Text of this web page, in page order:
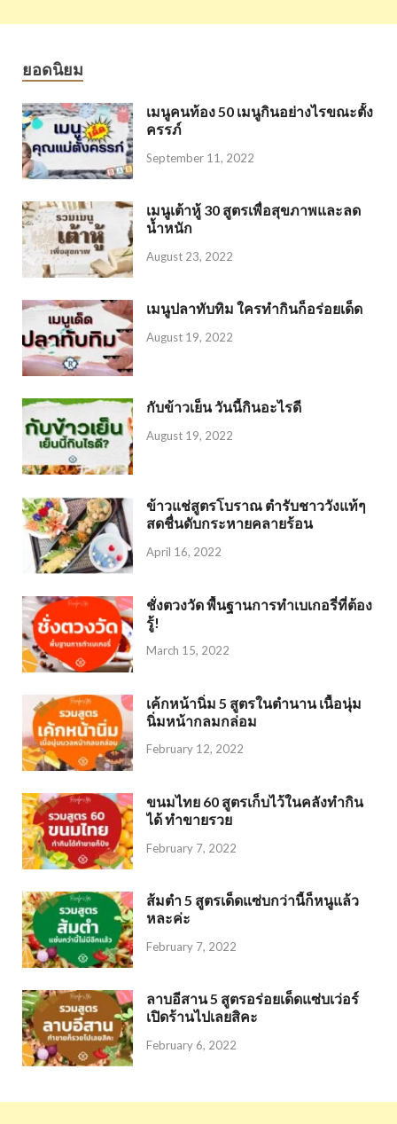
ยอดนิยม
เมนูคนท้อง 50 เมนูกินอย่างไรขณะตั้ง
ครรภ์
September 11, 2022
เมนูเต้าหู้ 30 สูตรเพื่อสุขภาพและลด
น้ำหนัก
August 23, 2022
เมนูปลาทับทิม ใครทำกินก็อร่อยเด็ด
August 19, 2022
กับข้าวเย็น วันนี้กินอะไรดี
August 19, 2022
ข้าวแช่สูตรโบราณ ตำรับชาววังแท้ๆ
สดชื่นดับกระหายคลายร้อน
April 16, 2022
ชั่งตวงวัด พื้นฐานการทำเบเกอรี่ที่ต้อง
รู้!
March 15, 2022
เค้กหน้านิ่ม 5 สูตรในตำนาน เนื้อนุ่ม
นิ่มหน้ากลมกล่อม
February 12, 2022
ขนมไทย 60 สูตรเก็บไว้ในคลังทำกิน
ได้ ทำขายรวย
February 7, 2022
ส้มตำ 5 สูตรเด็ดแซ่บกว่านี้ก็หนูแล้ว
หละค่ะ
February 7, 2022
ลาบอีสาน 5 สูตรอร่อยเด็ดแซ่บเว่อร์
เปิดร้านไปเลยสิคะ
February 6, 2022